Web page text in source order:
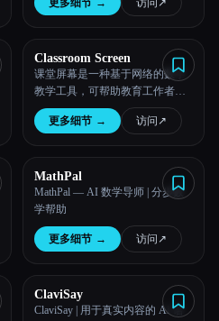
更多细节 → 访问 ↗︎
Classroom Screen
课堂屏幕是一种基于网络的数字
教学工具，可帮助教育工作者直
观地管理课程。
更多细节 → 访问 ↗︎
MathPal
MathPal — AI 数学导师 | 分步数
学帮助
更多细节 → 访问 ↗︎
ClaviSay
ClaviSay | 用于真实内容的 AI 语